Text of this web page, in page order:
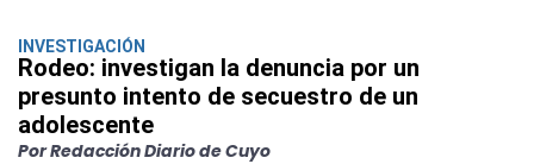
INVESTIGACIÓN
Rodeo: investigan la denuncia por un
presunto intento de secuestro de un
adolescente
Por Redacción Diario de Cuyo